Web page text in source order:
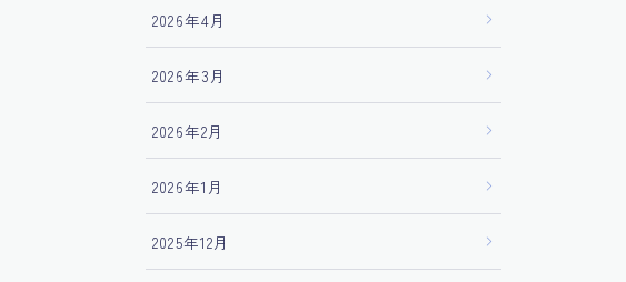
2026年4月
2026年3月
2026年2月
2026年1月
2025年12月